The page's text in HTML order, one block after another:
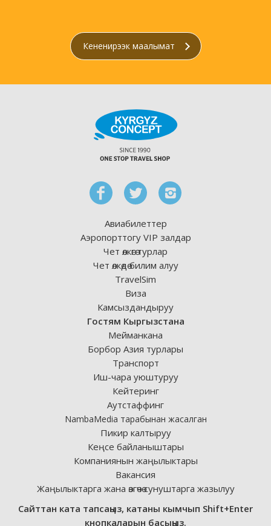
Кененирээк маалымат
Авиабилеттер
Аэропорттогу VIP залдар
Чет өлкөгө турлар
Чет өлкөдө билим алуу
TravelSim
Виза
Камсыздандыруу
Гостям Кыргызстана
Мейманкана
Борбор Азия турлары
Транспорт
Иш-чара уюштуруу
Кейтеринг
Аутстаффинг
NambaMedia тарабынан жасалган
Пикир калтыруу
Кеңсе байланыштары
Компаниянын жаңылыктары
Вакансия
Жаңылыктарга жана өзгөчө сунуштарга жазылуу
Сайттан ката тапсаңыз, катаны кымчып Shift+Enter
кнопкаларын басыңыз.